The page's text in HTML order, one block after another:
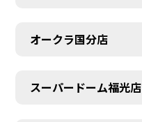
オークラ国分店
スーパードーム福光店